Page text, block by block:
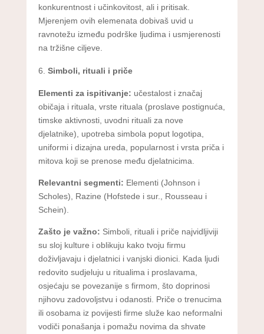
konkurentnost i učinkovitost, ali i pritisak.
Mjerenjem ovih elemenata dobivaš uvid u
ravnotežu između podrške ljudima i usmjerenosti
na tržišne ciljeve.
Simboli, rituali i priče
Elementi za ispitivanje: učestalost i značaj
običaja i rituala, vrste rituala (proslave postignuća,
timske aktivnosti, uvodni rituali za nove
djelatnike), upotreba simbola poput logotipa,
uniformi i dizajna ureda, popularnost i vrsta priča i
mitova koji se prenose među djelatnicima.
Relevantni segmenti: Elementi (Johnson i
Scholes), Razine (Hofstede i sur., Rousseau i
Schein).
Zašto je važno: Simboli, rituali i priče najvidljiviji
su sloj kulture i oblikuju kako tvoju firmu
doživljavaju i djelatnici i vanjski dionici. Kada ljudi
redovito sudjeluju u ritualima i proslavama,
osjećaju se povezanije s firmom, što doprinosi
njihovu zadovoljstvu i odanosti. Priče o trenucima
ili osobama iz povijesti firme služe kao neformalni
vodiči ponašanja i pomažu novima da shvate